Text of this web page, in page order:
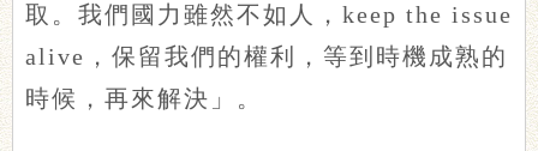
取。我們國力雖然不如人，keep the issue
alive，保留我們的權利，等到時機成熟的
時候，再來解決」。